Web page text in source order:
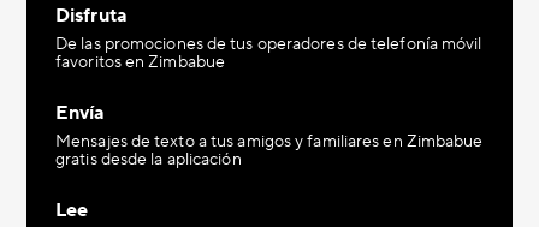
Disfruta
De las promociones de tus operadores de telefonía móvil
favoritos en Zimbabue
Envía
Mensajes de texto a tus amigos y familiares en Zimbabue
gratis desde la aplicación
Lee